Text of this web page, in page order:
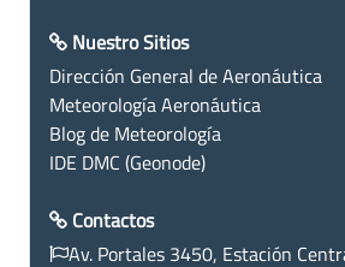
Nuestro Sitios
Dirección General de Aeronáutica
Meteorología Aeronáutica
Blog de Meteorología
IDE DMC (Geonode)
Contactos
Av. Portales 3450, Estación